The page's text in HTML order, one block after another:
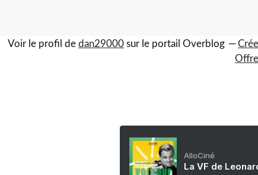
Voir le profil de dan29000 sur le portail Overblog
AlloCiné
La VF de